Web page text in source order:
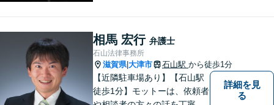
位 弁護士ドットコムランキ
ング（2024年7月-2026年7月
現在）】
相馬 宏行 弁護士
石山法律事務所
滋賀県|大津市 石山駅 から徒歩1分
【近隣駐車場あり】【石山駅
徒歩1分】モットーは、依頼者
詳細を見
る